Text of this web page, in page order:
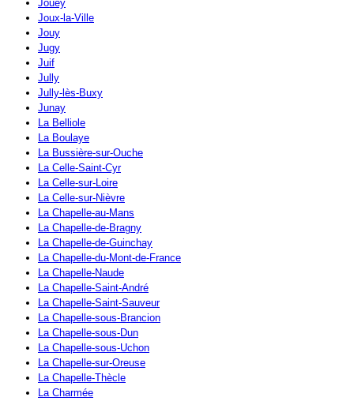
Jouey
Joux-la-Ville
Jouy
Jugy
Juif
Jully
Jully-lès-Buxy
Junay
La Belliole
La Boulaye
La Bussière-sur-Ouche
La Celle-Saint-Cyr
La Celle-sur-Loire
La Celle-sur-Nièvre
La Chapelle-au-Mans
La Chapelle-de-Bragny
La Chapelle-de-Guinchay
La Chapelle-du-Mont-de-France
La Chapelle-Naude
La Chapelle-Saint-André
La Chapelle-Saint-Sauveur
La Chapelle-sous-Brancion
La Chapelle-sous-Dun
La Chapelle-sous-Uchon
La Chapelle-sur-Oreuse
La Chapelle-Thècle
La Charmée